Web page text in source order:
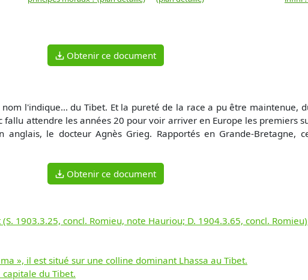
Obtenir ce document
l'indique... du Tibet. Et la pureté de la race a pu être maintenue,
attendre les années 20 pour voir arriver en Europe les premiers
le docteur Agnès Grieg. Rapportés en Grande-Bretagne,
Obtenir ce document
(S. 1903.3.25, concl. Romieu, note Hauriou; D. 1904.3.65, concl. Romieu)
», il est situé sur une colline dominant Lhassa au Tibet.
capitale du Tibet.